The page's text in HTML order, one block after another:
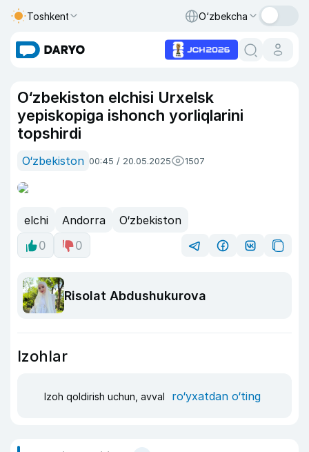
Toshkent O‘zbekcha
O‘zbekiston elchisi Urxelsk
yepiskopiga ishonch yorliqlarini
topshirdi
O‘zbekiston 00:45 / 20.05.2025 1507
elchi Andorra
O‘zbekiston
0
0
Risolat Abdushukurova
Izohlar
Izoh qoldirish uchun, avval ro‘yxatdan o‘ting